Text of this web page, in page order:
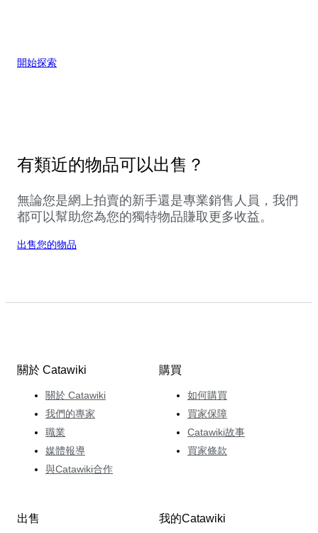
開始探索
有類近的物品可以出售？
無論您是網上拍賣的新手還是專業銷售人員，我們
都可以幫助您為您的獨特物品賺取更多收益。
出售您的物品
關於 Catawiki
關於 Catawiki
我們的專家
職業
媒體報導
與Catawiki合作
購買
如何購買
買家保障
Catawiki故事
買家條款
出售 我的Catawiki